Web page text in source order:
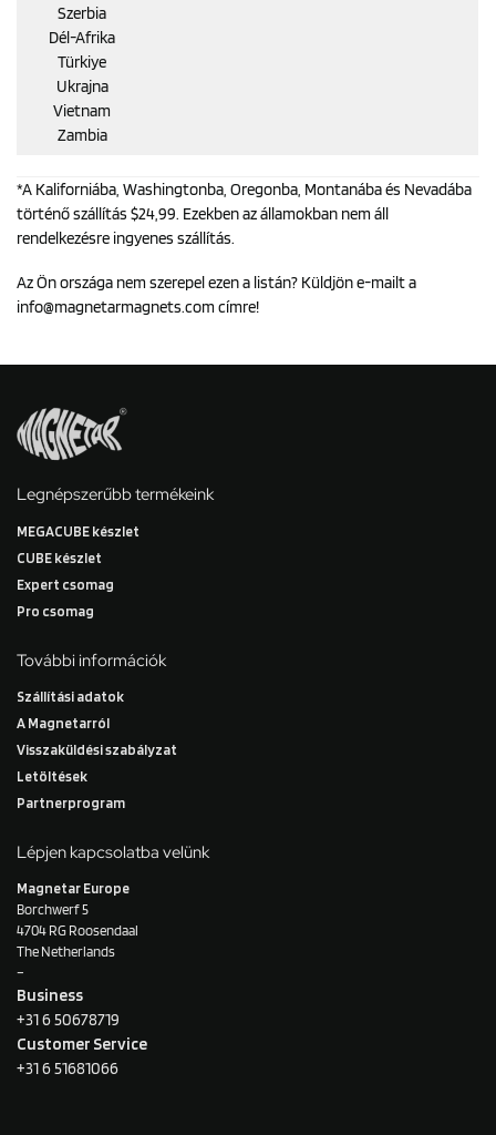
Szerbia
Dél-Afrika
Türkiye
Ukrajna
Vietnam
Zambia
*A Kaliforniába, Washingtonba, Oregonba, Montanába és Nevadába
történő szállítás $24,99. Ezekben az államokban nem áll
rendelkezésre ingyenes szállítás.
Az Ön országa nem szerepel ezen a listán? Küldjön e-mailt a
info@magnetarmagnets.com címre!
Legnépszerűbb termékeink
MEGACUBE készlet
CUBE készlet
Expert csomag
Pro csomag
További információk
Szállítási adatok
A Magnetarról
Visszaküldési szabályzat
Letöltések
Partnerprogram
Lépjen kapcsolatba velünk
Magnetar Europe
Borchwerf 5
4704 RG Roosendaal
The Netherlands
–
Business
+31 6 50678719
Customer Service
+31 6 51681066